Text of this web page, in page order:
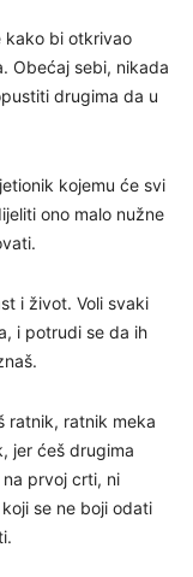
kako bi otkrivao
Obećaj sebi, nikada
drugima da u
kojemu će svi
ono malo nužne
i život. Voli svaki
i potrudi se da ih
ratnik, ratnik meka
jer ćeš drugima
prvoj crti, ni
se ne boji odati